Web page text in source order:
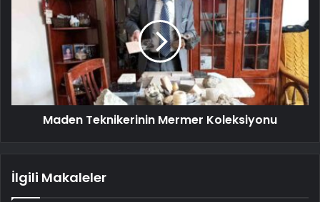
Maden Teknikerinin Mermer Koleksiyonu
İlgili Makaleler